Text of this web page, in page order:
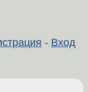
- Вход